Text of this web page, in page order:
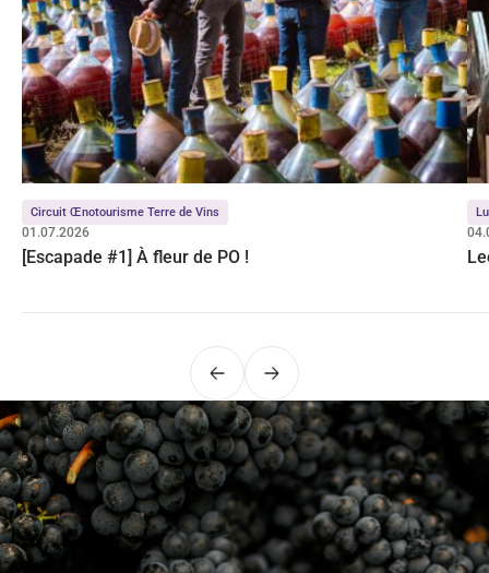
Circuit Œnotourisme Terre de Vins
01.07.2026
[Escapade #1] À fleur de PO !
PrécédentSuivant